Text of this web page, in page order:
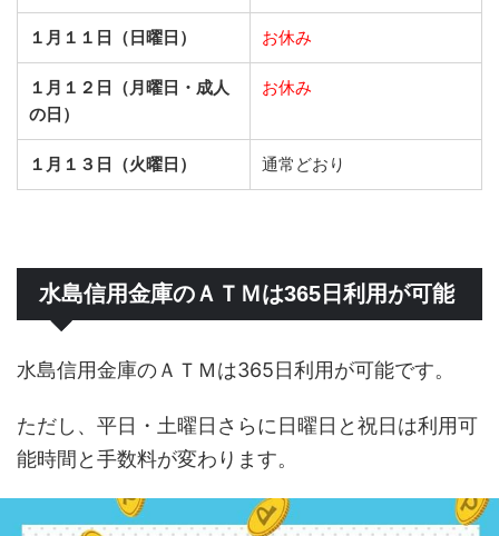
１月１１日（日曜日） お休み
１月１２日（月曜日・成人
の日）
お休み
１月１３日（火曜日） 通常どおり
水島信用金庫のＡＴＭは365日利用が可能
水島信用金庫のＡＴＭは365日利用が可能です。
ただし、平日・土曜日さらに日曜日と祝日は利用可
能時間と手数料が変わります。